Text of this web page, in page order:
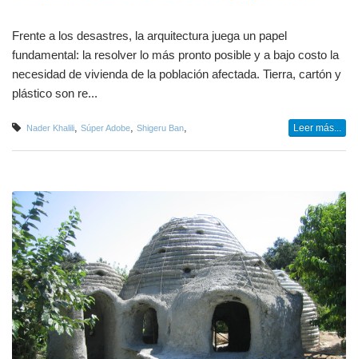
Frente a los desastres, la arquitectura juega un papel
fundamental: la resolver lo más pronto posible y a bajo costo la
necesidad de vivienda de la población afectada. Tierra, cartón y
plástico son re...
Nader Khalili Súper Adobe Shigeru Ban Leer más...